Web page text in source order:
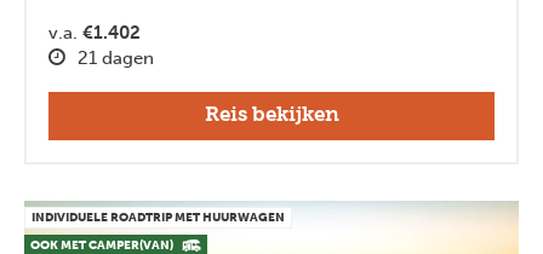
v.a. €1.402
21 dagen
Reis bekijken
INDIVIDUELE ROADTRIP MET HUURWAGEN
OOK MET CAMPER(VAN)